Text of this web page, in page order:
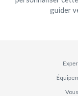
guider